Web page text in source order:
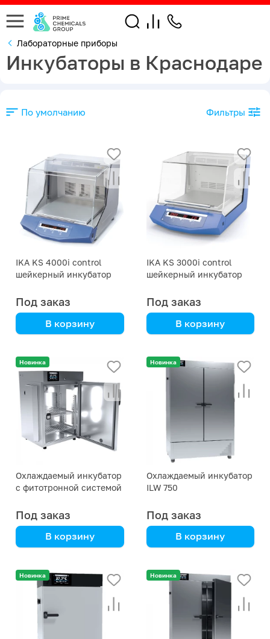
Лабораторные приборы
Инкубаторы в Краснодаре
По умолчанию Фильтры
IKA KS 4000i control
шейкерный инкубатор
Под заказ
В корзину
IKA KS 3000i control
шейкерный инкубатор
Под заказ
В корзину
Новинка
Охлаждаемый инкубатор
с фитотронной системой
Под заказ
В корзину
светолюбивыми
организмами
Новинка
Охлаждаемый инкубатор
ILW 750
Под заказ
В корзину
среды, контроль и
функциональность
Новинка Новинка